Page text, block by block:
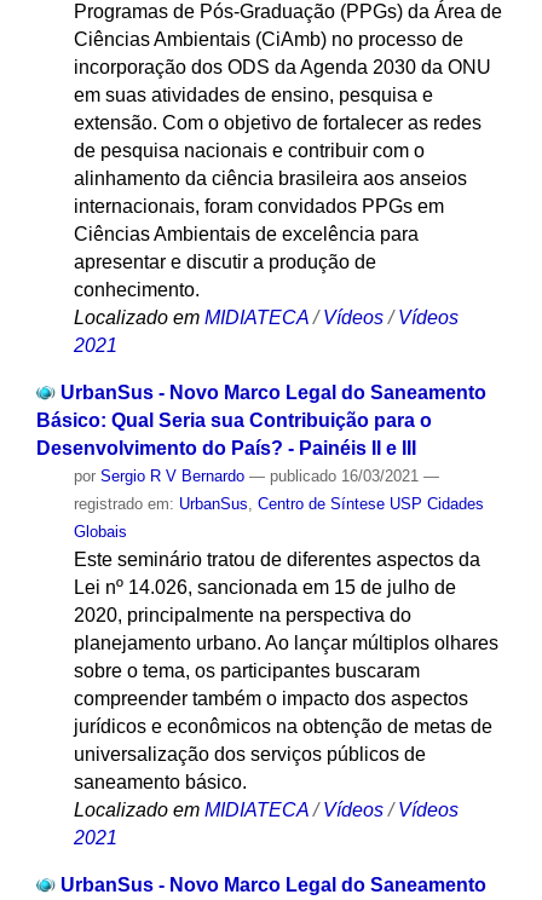
Programas de Pós-Graduação (PPGs) da Área de
Ciências Ambientais (CiAmb) no processo de
incorporação dos ODS da Agenda 2030 da ONU
em suas atividades de ensino, pesquisa e
extensão. Com o objetivo de fortalecer as redes
de pesquisa nacionais e contribuir com o
alinhamento da ciência brasileira aos anseios
internacionais, foram convidados PPGs em
Ciências Ambientais de excelência para
apresentar e discutir a produção de
conhecimento.
Localizado em MIDIATECA / Vídeos / Vídeos
2021
UrbanSus - Novo Marco Legal do Saneamento
Básico: Qual Seria sua Contribuição para o
Desenvolvimento do País? - Painéis II e III
por Sergio R V Bernardo — publicado16/03/2021 —
registrado em: UrbanSus, Centro de Síntese USP Cidades
Globais
Este seminário tratou de diferentes aspectos da
Lei nº 14.026, sancionada em 15 de julho de
2020, principalmente na perspectiva do
planejamento urbano. Ao lançar múltiplos olhares
sobre o tema, os participantes buscaram
compreender também o impacto dos aspectos
jurídicos e econômicos na obtenção de metas de
universalização dos serviços públicos de
saneamento básico.
Localizado em MIDIATECA /Vídeos /Vídeos
2021
UrbanSus - Novo Marco Legal do Saneamento